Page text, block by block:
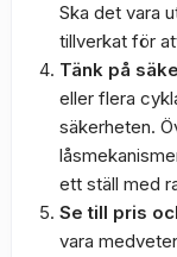
Ska det vara
tillverkat för
Tänk på
eller flera
säkerheten.
ett ställ med
Se till pris
vara